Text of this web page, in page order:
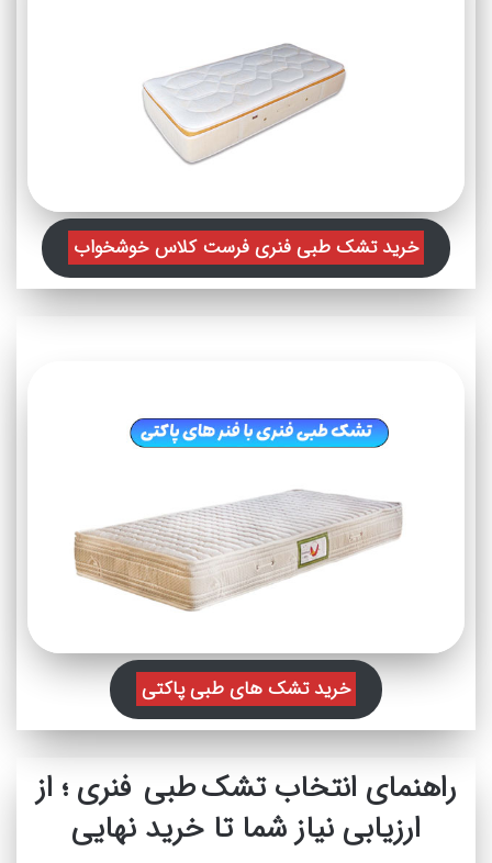
خرید تشک طبی فنری فرست کلاس خوشخواب
خرید تشک های طبی پاکتی
راهنمای انتخاب تشک طبی فنری ؛ از
ارزیابی نیاز شما تا خرید نهایی